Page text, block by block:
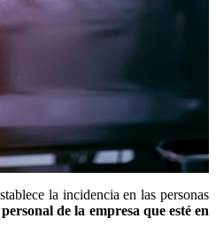
la incidencia en las personas
de la empresa que esté en